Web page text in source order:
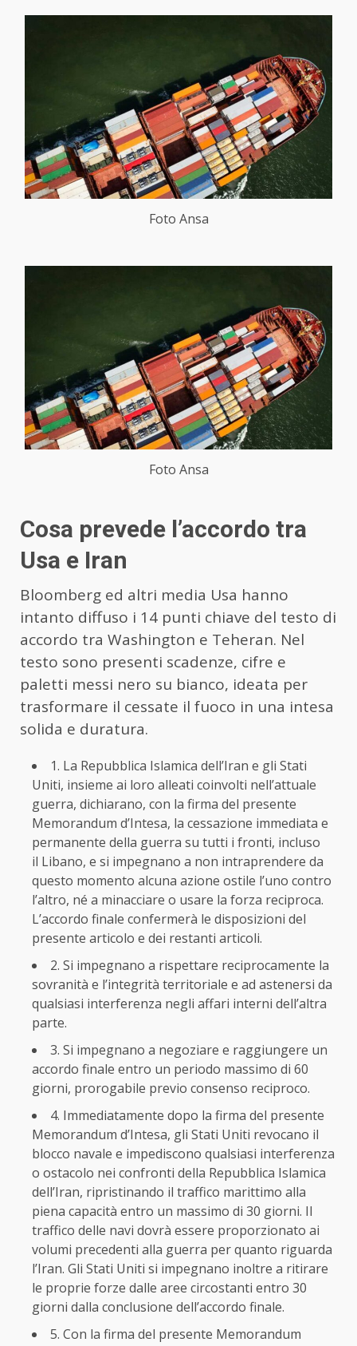
Foto Ansa
Foto Ansa
Cosa prevede l’accordo tra
Usa e Iran
Bloomberg ed altri media Usa hanno
intanto diffuso i 14 punti chiave del testo di
accordo tra Washington e Teheran. Nel
testo sono presenti scadenze, cifre e
paletti messi nero su bianco, ideata per
trasformare il cessate il fuoco in una intesa
solida e duratura.
1. La Repubblica Islamica dell’Iran e gli Stati
Uniti, insieme ai loro alleati coinvolti nell’attuale
guerra, dichiarano, con la firma del presente
Memorandum d’Intesa, la cessazione immediata e
permanente della guerra su tutti i fronti, incluso
il Libano, e si impegnano a non intraprendere da
questo momento alcuna azione ostile l’uno contro
l’altro, né a minacciare o usare la forza reciproca.
L’accordo finale confermerà le disposizioni del
presente articolo e dei restanti articoli.
2. Si impegnano a rispettare reciprocamente la
sovranità e l’integrità territoriale e ad astenersi da
qualsiasi interferenza negli affari interni dell’altra
parte.
3. Si impegnano a negoziare e raggiungere un
accordo finale entro un periodo massimo di 60
giorni, prorogabile previo consenso reciproco.
4. Immediatamente dopo la firma del presente
Memorandum d’Intesa, gli Stati Uniti revocano il
blocco navale e impediscono qualsiasi interferenza
o ostacolo nei confronti della Repubblica Islamica
dell’Iran, ripristinando il traffico marittimo alla
piena capacità entro un massimo di 30 giorni. Il
traffico delle navi dovrà essere proporzionato ai
volumi precedenti alla guerra per quanto riguarda
l’Iran. Gli Stati Uniti si impegnano inoltre a ritirare
le proprie forze dalle aree circostanti entro 30
giorni dalla conclusione dell’accordo finale.
5. Con la firma del presente Memorandum